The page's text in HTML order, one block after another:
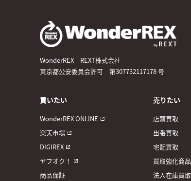
WonderREX REXT株式会社
東京都公安委員会許可 第307732117178 号
買いたい
WonderREX ONLINE
楽天市場
DIGIREX
ヤフオク！
商品保証
売りたい
店頭買取
出張買取
宅配買取
買取強化商品
法人在庫買取